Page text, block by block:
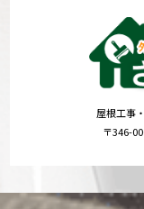
屋根工事
〒346-